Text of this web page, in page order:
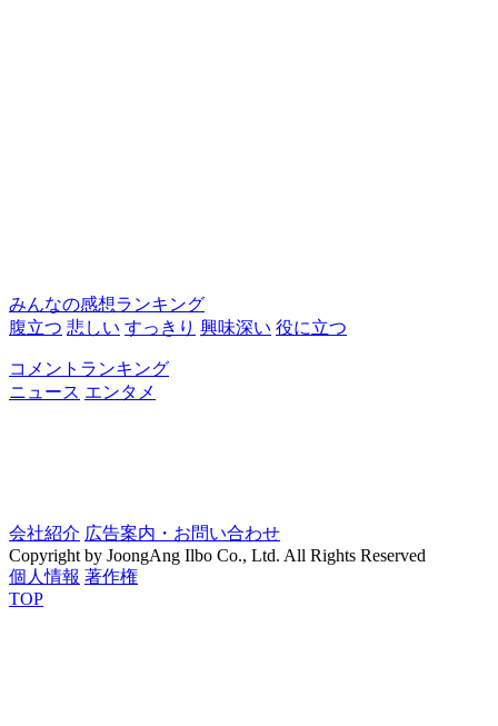
みんなの感想ランキング
腹立つ 悲しい すっきり 興味深い 役に立つ
コメントランキング
ニュース エンタメ
会社紹介 広告案内・お問い合わせ
Copyright by JoongAng Ilbo Co., Ltd. All Rights Reserved
個人情報 著作権
TOP